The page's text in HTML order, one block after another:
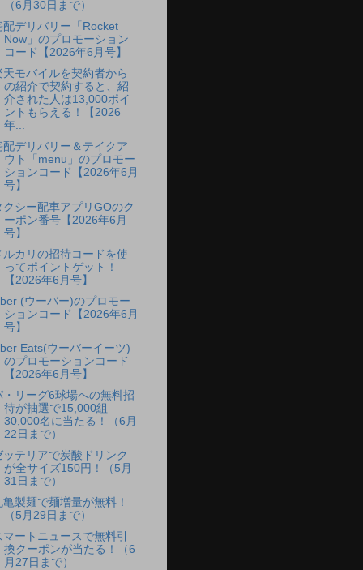
（6月30日まで）
配デリバリー「Rocket
Now」のプロモーション
コード【2026年6月号】
天モバイルを契約者から
の紹介で契約すると、紹
介された人は13,000ポイ
ントもらえる！【2026
年...
配デリバリー＆テイクア
ウト「menu」のプロモー
ションコード【2026年6月
号】
クシー配車アプリGOのク
ーポン番号【2026年6月
号】
ルカリの招待コードを使
ってポイントゲット！
【2026年6月号】
(ウーバー)のプロモー
ションコード【2026年6月
号】
Eats(ウーバーイーツ)
のプロモーションコード
【2026年6月号】
・リーグ6球場への無料招
待が抽選で15,000組
30,000名に当たる！（6月
22日まで）
ッテリアで炭酸ドリンク
が全サイズ150円！（5月
31日まで）
亀製麺で麺増量が無料！
（5月29日まで）
マートニュースで無料引
換クーポンが当たる！（6
月27日まで）